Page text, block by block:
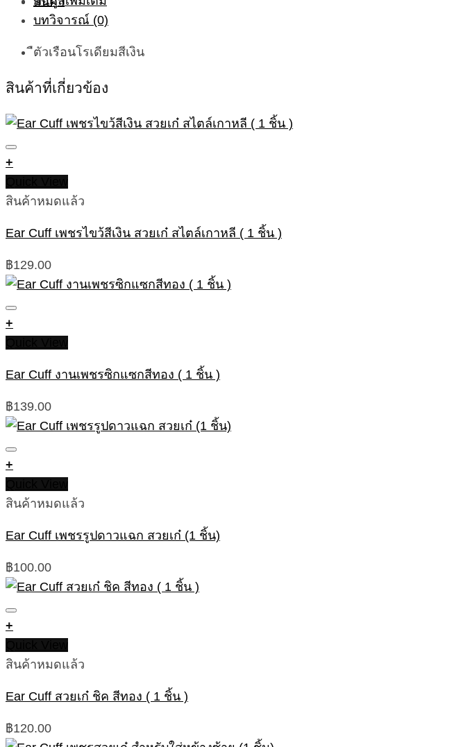
บทวิจารณ์ (0)
ืตัวเรือนโรเดียมสีเงิน
สินค้าที่เกี่ยวข้อง
+
สินค้าหมดแล้ว
Ear Cuff เพชรไขว้สีเงิน สวยเก๋ สไตล์เกาหลี ( 1 ชิ้น )
฿129.00
+
Ear Cuff งานเพชรซิกแซกสีทอง ( 1 ชิ้น )
฿139.00
+
สินค้าหมดแล้ว
Ear Cuff เพชรรูปดาวแฉก สวยเก๋ (1 ชิ้น)
฿100.00
+
สินค้าหมดแล้ว
Ear Cuff สวยเก๋ ชิค สีทอง ( 1 ชิ้น )
฿120.00